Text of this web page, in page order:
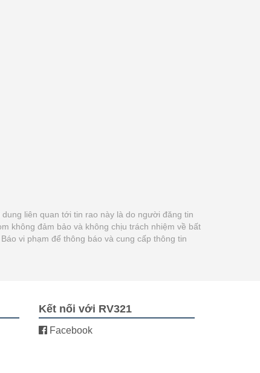
dung liên quan tới tin rao này là do người đăng tin
không đảm bảo và không chịu trách nhiệm về bất
vi phạm để thông báo và cung cấp thông tin
Kết nối với RV321
Facebook